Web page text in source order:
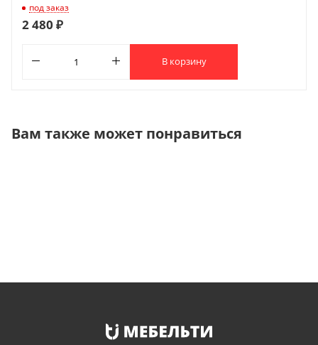
под заказ
2 480 ₽
В корзину
Вам также может понравиться